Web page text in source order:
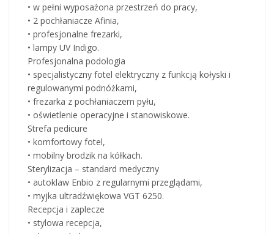
• w pełni wyposażona przestrzeń do pracy,
• 2 pochłaniacze Afinia,
• profesjonalne frezarki,
• lampy UV Indigo.
Profesjonalna podologia
• specjalistyczny fotel elektryczny z funkcją kołyski i
regulowanymi podnóżkami,
• frezarka z pochłaniaczem pyłu,
• oświetlenie operacyjne i stanowiskowe.
Strefa pedicure
• komfortowy fotel,
• mobilny brodzik na kółkach.
Sterylizacja – standard medyczny
• autoklaw Enbio z regularnymi przeglądami,
• myjka ultradźwiękowa VGT 6250.
Recepcja i zaplecze
• stylowa recepcja,